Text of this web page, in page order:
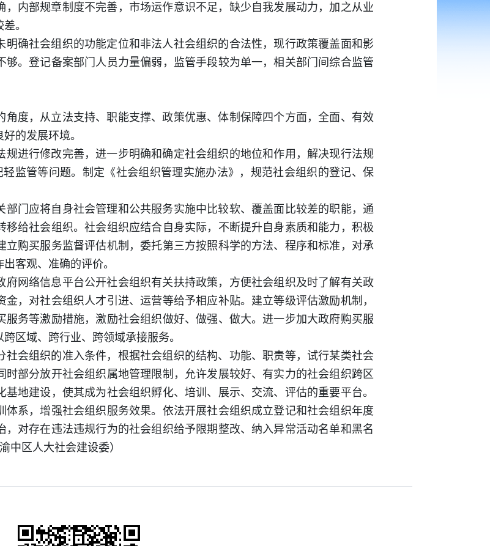
内部规章制度不完善，市场运作意识不足，缺少自我发展动力，加之从业
。
确社会组织的功能定位和非法人社会组织的合法性，现行政策覆盖面和影
。登记备案部门人员力量偏弱，监管手段较为单一，相关部门间综合监管
度，从立法支持、职能支撑、政策优惠、体制保障四个方面，全面、有效
的发展环境。
进行修改完善，进一步明确和确定社会组织的地位和作用，解决现行法规
轻监管等问题。制定《社会组织管理实施办法》，规范社会组织的登记、保
门应将自身社会管理和公共服务实施中比较软、覆盖面比较差的职能，通
给社会组织。社会组织应结合自身实际，不断提升自身素质和能力，积极
购买服务监督评估机制，委托第三方按照科学的方法、程序和标准，对承
客观、准确的评价。
网络信息平台公开社会组织有关扶持政策，方便社会组织及时了解有关政
，对社会组织人才引进、运营等给予相应补贴。建立等级评估激励机制，
务等激励措施，激励社会组织做好、做强、做大。进一步加大政府购买服
区域、跨行业、跨领域承接服务。
会组织的准入条件，根据社会组织的结构、功能、职责等，试行某类社会
部分放开社会组织属地管理限制，允许发展较好、有实力的社会组织跨区
地建设，使其成为社会组织孵化、培训、展示、交流、评估的重要平台。
系，增强社会组织服务效果。依法开展社会组织成立登记和社会组织年度
对存在违法违规行为的社会组织给予限期整改、纳入异常活动名单和黑名
中区人大社会建设委）